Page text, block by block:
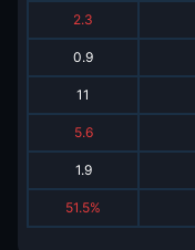
2.3
0.9
11
5.6
1.9
51.5%